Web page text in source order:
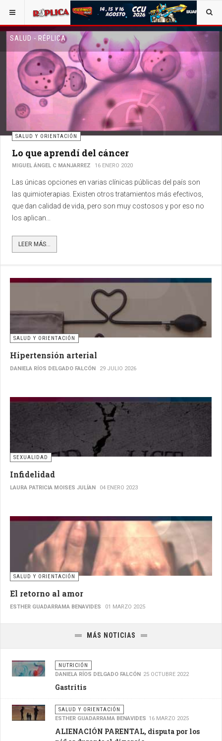
SALUD - RÉPLICA
SALUD Y ORIENTACIÓN
Lo que aprendí del cáncer
MIGUEL ÁNGEL C MANJARREZ 16 ENERO 2020
Las únicas opciones en varias clínicas públicas del país son
las quimioterapias. Existen otros tratamientos más efectivos,
que dan calidad de vida, pero son muy costosos y por eso no
los aplican...
LEER MÁS...
SALUD Y ORIENTACIÓN
Hipertensión arterial
DANIELA RÍOS DELGADO FALCÓN 29 JULIO 2026
SEXUALIDAD
Infidelidad
LAURA PATRICIA MOISES JULÍAN 04 ENERO 2023
SALUD Y ORIENTACIÓN
El retorno al amor
ESTHER GUADARRAMA BENAVIDES 01 MARZO 2025
MÁS NOTICIAS
NUTRICIÓN
DANIELA RÍOS DELGADO FALCÓN 25 OCTUBRE 2022
Gastritis
SALUD Y ORIENTACIÓN
ESTHER GUADARRAMA BENAVIDES 16 MARZO 2025
ALIENACIÓN PARENTAL, disputa por los